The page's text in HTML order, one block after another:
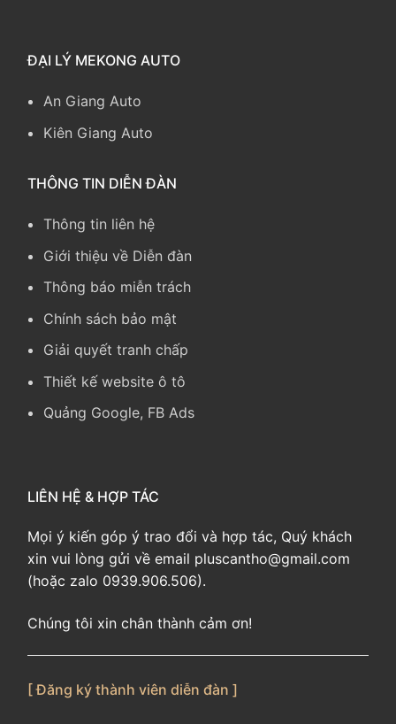
ĐẠI LÝ MEKONG AUTO
An Giang Auto
Kiên Giang Auto
THÔNG TIN DIỄN ĐÀN
Thông tin liên hệ
Giới thiệu về Diễn đàn
Thông báo miễn trách
Chính sách bảo mật
Giải quyết tranh chấp
Thiết kế website ô tô
Quảng Google, FB Ads
LIÊN HỆ & HỢP TÁC
Mọi ý kiến góp ý trao đổi và hợp tác, Quý khách
xin vui lòng gửi về email pluscantho@gmail.com
(hoặc zalo 0939.906.506).
Chúng tôi xin chân thành cảm ơn!
[ Đăng ký thành viên diễn đàn ]